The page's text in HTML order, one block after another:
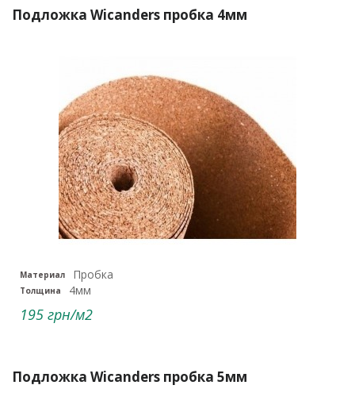
Подложка Wicanders пробка 4мм
Материал Пробка
Толщина 4мм
195 грн/м2
Подложка Wicanders пробка 5мм